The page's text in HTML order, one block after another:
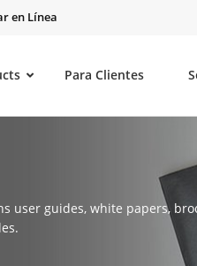
en Línea
Para Clientes
user guides, white papers,